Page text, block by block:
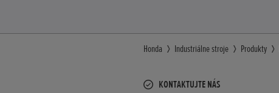
Honda Industriálne stroje Produkty
KONTAKTUJTE NÁS